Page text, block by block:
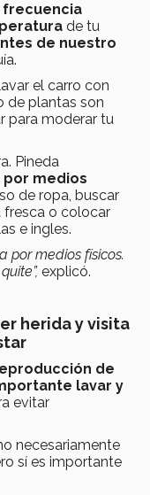
frecuencia
de tu
de nuestro
el carro con
de plantas son
para moderar tu
Pineda
medios
de ropa, buscar
fresca o colocar
e ingles.
por medios físicos.
explicó.
herida y visita
de
lavar y
evitar
necesariamente
sí es importante